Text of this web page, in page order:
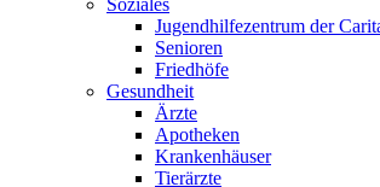
Soziales
Jugendhilfezentrum der
Senioren
Friedhöfe
Gesundheit
Ärzte
Apotheken
Krankenhäuser
Tierärzte